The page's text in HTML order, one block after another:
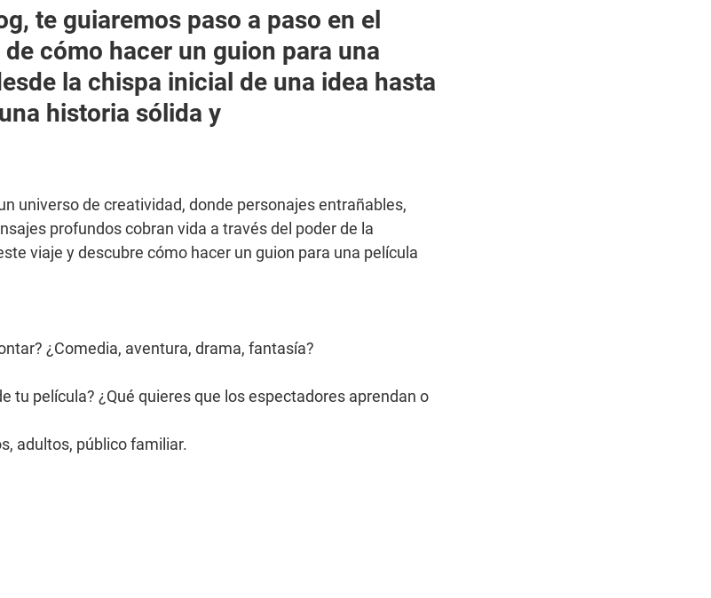
te guiaremos paso a paso en el
cómo hacer un guion para una
la chispa inicial de una idea hasta
historia sólida y
universo de creatividad, donde personajes entrañables,
profundos cobran vida a través del poder de la
viaje y descubre cómo hacer un guion para una película
¿Comedia, aventura, drama, fantasía?
tu película? ¿Qué quieres que los espectadores aprendan o
adultos, público familiar.